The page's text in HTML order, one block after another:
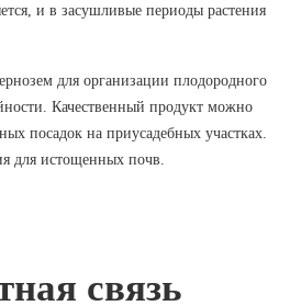
и в засушливые периоды растения
для организации плодородного
Качественный продукт можно
посадок на приусадебных участках.
для истощенных почв.
связь